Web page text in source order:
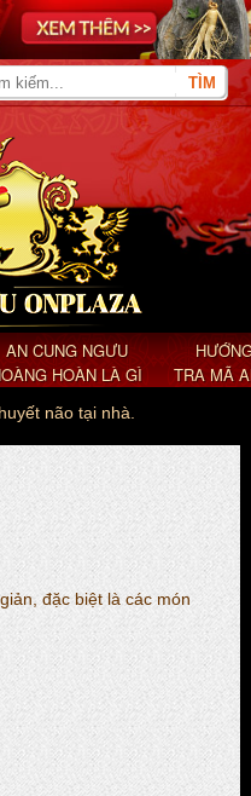
AN CUNG NGƯU
HOÀN LÀ GÌ
TRA MÃ
não tại nhà.
đặc biệt là các món